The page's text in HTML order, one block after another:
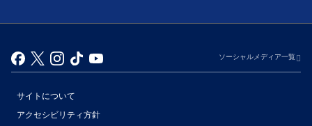
ソーシャルメディア一覧
サイトについて
アクセシビリティ方針